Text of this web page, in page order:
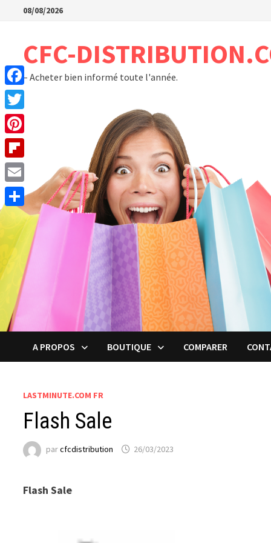
Passer08/08/2026
CFC-
– Acheter bien informé toute l'année.
A PROPOS BOUTIQUE COMPARER
LASTMINUTE.COM FR
Flash Sale
parcfcdistribution 26/03/2023
Flash Sale
Facebook
Twitter
Pinterest
Flipboard
Email
Partager